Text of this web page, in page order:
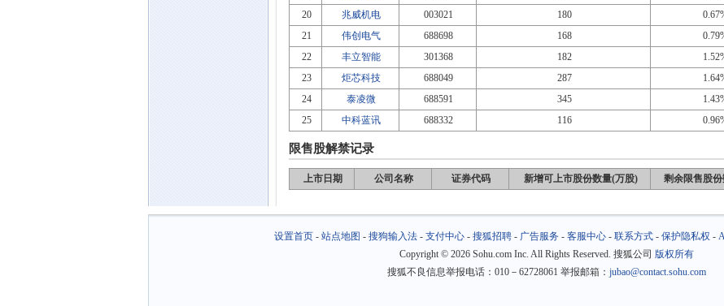
20
兆威机电 003021 180
21
伟创电气 688698 168
22
丰立智能 301368 182
23
炬芯科技 688049 287
24
泰凌微 688591 345
25
中科蓝讯 688332 116
限售股解禁记录
上市日期 公司名称 证券代码 新增可上市股份数量(万股) 剩余限售股
设置首页- 站点地图 - 搜狗输入法- 支付中心- 搜狐招聘- 广告服务- 客服中心- 联系方式- 保护隐私权 -
Copyright © 2026 Sohu.com Inc. All Rights Reserved. 搜狐公司 版权所有
搜狐不良信息举报电话：010－62728061 举报邮箱： jubao@contact.sohu.com